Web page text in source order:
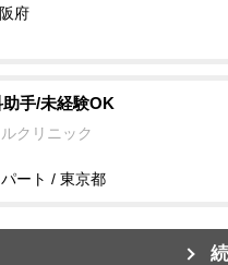
府
手/未経験OK
クリニック
ート / 東京都